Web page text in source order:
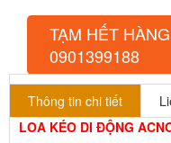
TẠM HẾT
0901399188
Thông tin chi tiết
LOA KÉO DI ĐỘNG